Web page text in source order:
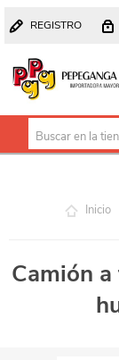
REGISTRO
Inicio
Camión